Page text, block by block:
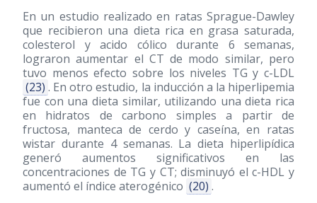
En un estudio realizado en ratas Sprague-Dawley
que recibieron una dieta rica en grasa saturada,
colesterol y acido cólico durante 6 semanas,
lograron aumentar el CT de modo similar, pero
tuvo menos efecto sobre los niveles TG y c-LDL
(23) . En otro estudio, la inducción a la hiperlipemia
fue con una dieta similar, utilizando una dieta rica
en hidratos de carbono simples a partir de
fructosa, manteca de cerdo y caseína, en ratas
wistar durante 4 semanas. La dieta hiperlipídica
generó aumentos significativos en las
concentraciones de TG y CT; disminuyó el c-HDL y
aumentó el índice aterogénico (20) .